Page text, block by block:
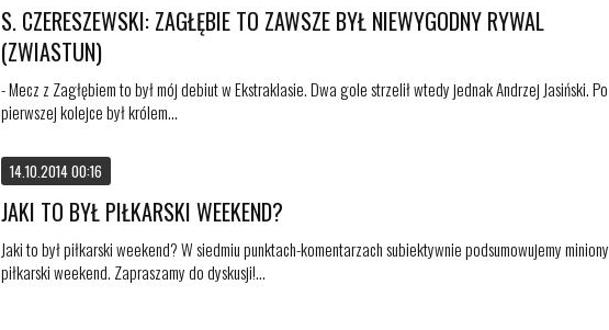
S. CZERESZEWSKI: ZAGŁĘBIE TO ZAWSZE BYŁ NIEWYGODNY RYWAL
(ZWIASTUN)
- Mecz z Zagłębiem to był mój debiut w Ekstraklasie. Dwa gole strzelił wtedy jednak Andrzej Jasiński. Po
pierwszej kolejce był królem...
14.10.2014 00:16
JAKI TO BYŁ PIŁKARSKI WEEKEND?
Jaki to był piłkarski weekend? W siedmiu punktach-komentarzach subiektywnie podsumowujemy miniony
piłkarski weekend. Zapraszamy do dyskusji!...